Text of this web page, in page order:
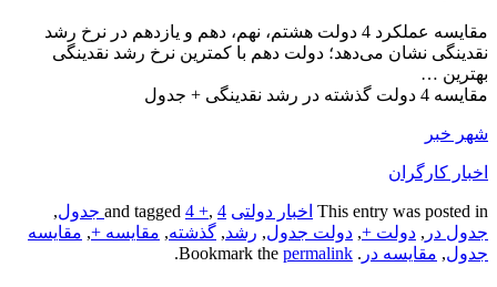
مقایسه عملکرد 4 دولت هشتم، نهم، دهم و یازدهم در نرخ رشد
نقدینگی نشان می‌دهد؛ دولت دهم با کمترین نرخ رشد نقدینگی
بهترین …
مقایسه 4 دولت گذشته در رشد نقدینگی + جدول
شهر خبر
اخبار کارگران
This entry was posted in اخبار دولتی 4 +, 4 جدول
,
جدول در , دولت +, دولت جدول, رشد, گذشته, مقایسه +, مقایسه
جدول, مقایسه در . Bookmark the
permalink
.